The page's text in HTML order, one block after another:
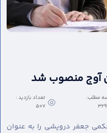
آوج منصوب شد
مطلب:
تعداد بازدید :
507
جعفر درویشی را به عنوان